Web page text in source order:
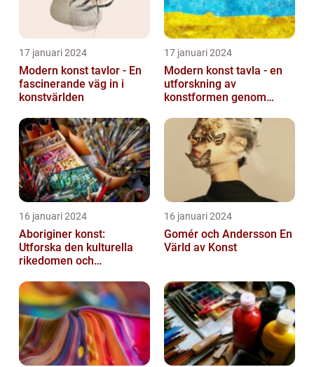
17 januari 2024
Modern konst tavlor - En
fascinerande väg in i
konstvärlden
17 januari 2024
Modern konst tavla - en
utforskning av
konstformen genom
16 januari 2024
Aboriginer konst:
Utforska den kulturella
rikedomen och
16 januari 2024
Gomér och Andersson En
Värld av Konst